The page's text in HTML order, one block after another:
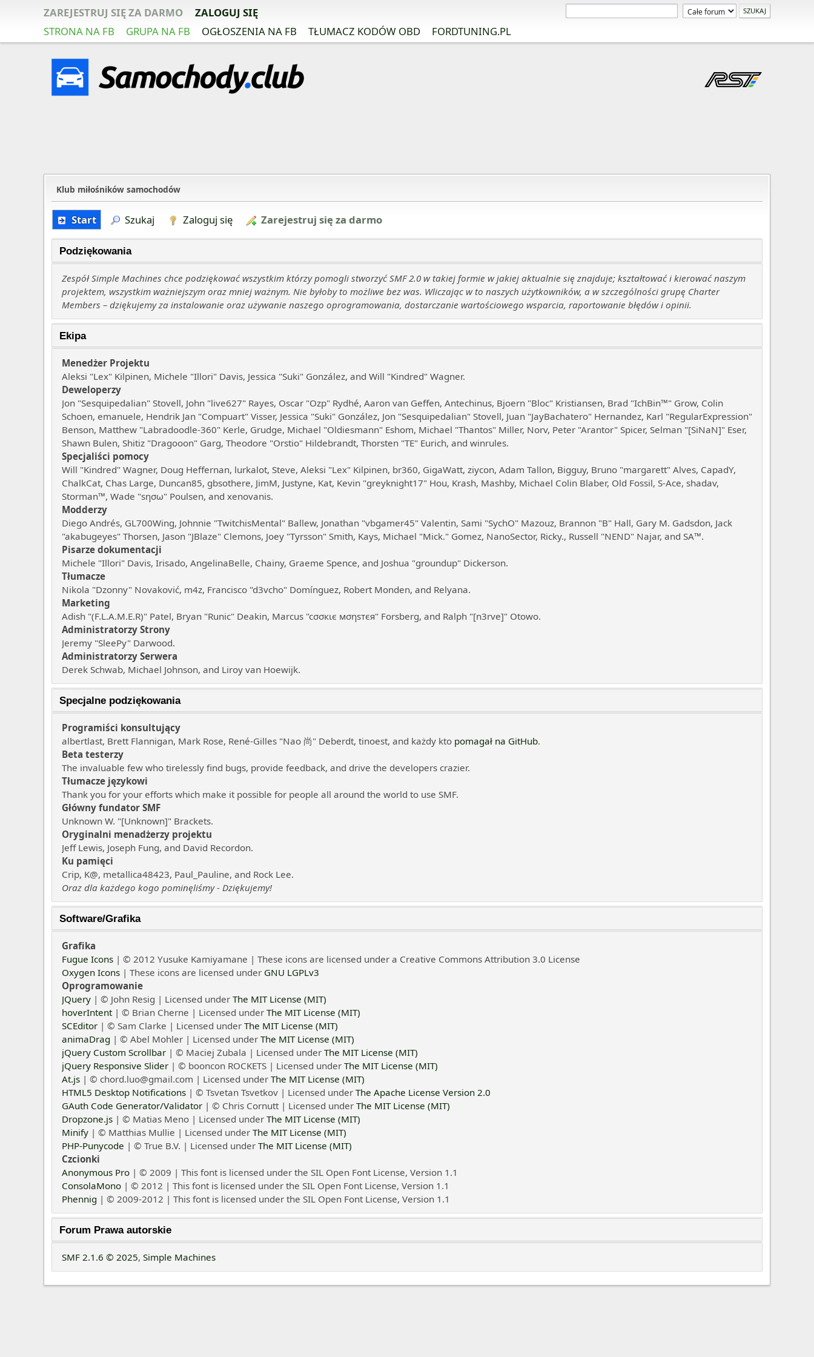
ZAREJESTRUJ SIĘ ZA DARMO
ZALOGUJ SIĘ
STRONA NA FB
GRUPA NA FB OGŁOSZENIA NA FB TŁUMACZ KODÓW OBD FORDTUNING.PL
Klub miłośników samochodów
Start Szukaj Zaloguj się Zarejestruj się za darmo
Podziękowania
Zespół Simple Machines chce podziękować wszystkim którzy pomogli stworzyć SMF 2.0 w takiej formie w jakiej aktualnie się znajduje; kształtować i kierować naszym
projektem, wszystkim ważniejszym oraz mniej ważnym. Nie byłoby to możliwe bez was. Wliczając w to naszych użytkowników, a w szczególności grupę Charter
Members – dziękujemy za instalowanie oraz używanie naszego oprogramowania, dostarczanie wartościowego wsparcia, raportowanie błędów i opinii.
Ekipa
Menedżer Projektu
Aleksi "Lex" Kilpinen, Michele "Illori" Davis, Jessica "Suki" González, and Will "Kindred" Wagner.
Deweloperzy
Jon "Sesquipedalian" Stovell, John "live627" Rayes, Oscar "Ozp" Rydhé, Aaron van Geffen, Antechinus, Bjoern "Bloc" Kristiansen, Brad "IchBin™" Grow, Colin
Schoen, emanuele, Hendrik Jan "Compuart" Visser, Jessica "Suki" González, Jon "Sesquipedalian" Stovell, Juan "JayBachatero" Hernandez, Karl "RegularExpression"
Benson, Matthew "Labradoodle-360" Kerle, Grudge, Michael "Oldiesmann" Eshom, Michael "Thantos" Miller, Norv, Peter "Arantor" Spicer, Selman "[SiNaN]" Eser,
Shawn Bulen, Shitiz "Dragooon" Garg, Theodore "Orstio" Hildebrandt, Thorsten "TE" Eurich, and winrules.
Specjaliści pomocy
Will "Kindred" Wagner, Doug Heffernan, lurkalot, Steve, Aleksi "Lex" Kilpinen, br360, GigaWatt, ziycon, Adam Tallon, Bigguy, Bruno "margarett" Alves, CapadY,
ChalkCat, Chas Large, Duncan85, gbsothere, JimM, Justyne, Kat, Kevin "greyknight17" Hou, Krash, Mashby, Michael Colin Blaber, Old Fossil, S-Ace, shadav,
Storman™, Wade "sησω" Poulsen, and xenovanis.
Modderzy
Diego Andrés, GL700Wing, Johnnie "TwitchisMental" Ballew, Jonathan "vbgamer45" Valentin, Sami "SychO" Mazouz, Brannon "B" Hall, Gary M. Gadsdon, Jack
"akabugeyes" Thorsen, Jason "JBlaze" Clemons, Joey "Tyrsson" Smith, Kays, Michael "Mick." Gomez, NanoSector, Ricky., Russell "NEND" Najar, and SA™.
Pisarze dokumentacji
Michele "Illori" Davis, Irisado, AngelinaBelle, Chainy, Graeme Spence, and Joshua "groundup" Dickerson.
Tłumacze
Nikola "Dzonny" Novaković, m4z, Francisco "d3vcho" Domínguez, Robert Monden, and Relyana.
Marketing
Adish "(F.L.A.M.E.R)" Patel, Bryan "Runic" Deakin, Marcus "cσσкιє мσηѕтєя" Forsberg, and Ralph "[n3rve]" Otowo.
Administratorzy Strony
Jeremy "SleePy" Darwood.
Administratorzy Serwera
Derek Schwab, Michael Johnson, and Liroy van Hoewijk.
Specjalne podziękowania
Programiści konsultujący
albertlast, Brett Flannigan, Mark Rose, René-Gilles "Nao 尚" Deberdt, tinoest, and każdy kto pomagał na GitHub.
Beta testerzy
The invaluable few who tirelessly find bugs, provide feedback, and drive the developers crazier.
Tłumacze językowi
Thank you for your efforts which make it possible for people all around the world to use SMF.
Główny fundator SMF
Unknown W. "[Unknown]" Brackets.
Oryginalni menadżerzy projektu
Jeff Lewis, Joseph Fung, and David Recordon.
Ku pamięci
Crip, K@, metallica48423, Paul_Pauline, and Rock Lee.
Oraz dla każdego kogo pominęliśmy - Dziękujemy!
Software/Grafika
Grafika
Fugue Icons | © 2012 Yusuke Kamiyamane | These icons are licensed under a Creative Commons Attribution 3.0 License
Oxygen Icons | These icons are licensed under GNU LGPLv3
Oprogramowanie
JQuery | © John Resig | Licensed under The MIT License (MIT)
hoverIntent| © Brian Cherne | Licensed under The MIT License (MIT)
SCEditor | © Sam Clarke | Licensed under The MIT License (MIT)
animaDrag | © Abel Mohler | Licensed under The MIT License (MIT)
jQuery Custom Scrollbar | © Maciej Zubala | Licensed under The MIT License (MIT)
jQuery Responsive Slider | © booncon ROCKETS | Licensed under The MIT License (MIT)
At.js | © chord.luo@gmail.com | Licensed under The MIT License (MIT)
HTML5 Desktop Notifications | © Tsvetan Tsvetkov | Licensed under The Apache License Version 2.0
GAuth Code Generator/Validator | © Chris Cornutt | Licensed under The MIT License (MIT)
Dropzone.js | © Matias Meno | Licensed under The MIT License (MIT)
Minify | © Matthias Mullie | Licensed under The MIT License (MIT)
PHP-Punycode | © True B.V. | Licensed under The MIT License (MIT)
Czcionki
Anonymous Pro | © 2009 | This font is licensed under the SIL Open Font License, Version 1.1
ConsolaMono | © 2012 | This font is licensed under the SIL Open Font License, Version 1.1
Phennig | © 2009-2012 | This font is licensed under the SIL Open Font License, Version 1.1
Forum Prawa autorskie
SMF 2.1.6 © 2025, Simple Machines